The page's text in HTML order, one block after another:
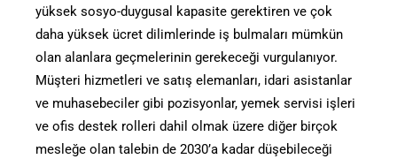
yüksek sosyo-duygusal kapasite gerektiren ve çok
daha yüksek ücret dilimlerinde iş bulmaları mümkün
olan alanlara geçmelerinin gerekeceği vurgulanıyor.
Müşteri hizmetleri ve satış elemanları, idari asistanlar
ve muhasebeciler gibi pozisyonlar, yemek servisi işleri
ve ofis destek rolleri dahil olmak üzere diğer birçok
mesleğe olan talebin de 2030’a kadar düşebileceği